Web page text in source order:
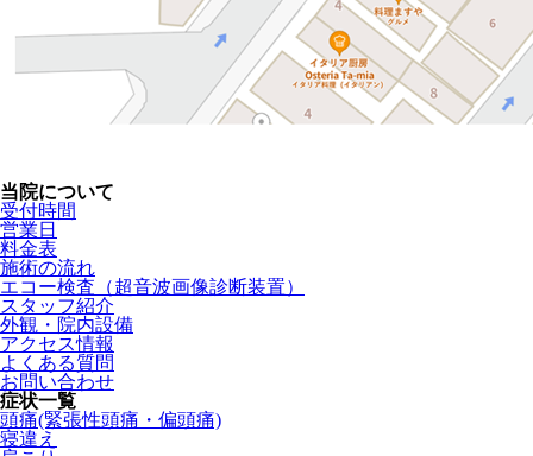
当院について
受付時間
営業日
料金表
施術の流れ
エコー検査（超音波画像診断装置）
スタッフ紹介
外観・院内設備
アクセス情報
よくある質問
お問い合わせ
症状一覧
頭痛(緊張性頭痛・偏頭痛)
寝違え